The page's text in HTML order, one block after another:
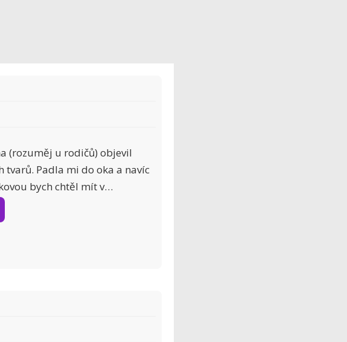
(rozuměj u rodičů) objevil
tvarů. Padla mi do oka a navíc
bych chtěl mít v…